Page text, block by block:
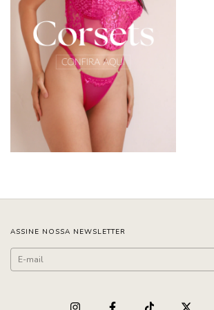
ASSINE NOSSA NEWSLETTER